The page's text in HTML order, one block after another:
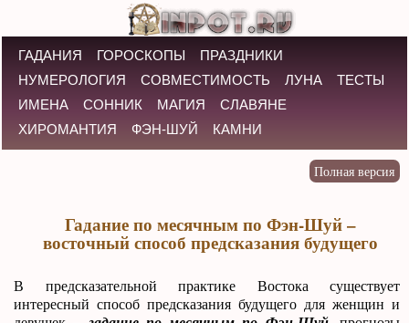
ГАДАНИЯ ГОРОСКОПЫ
ПРАЗДНИКИ
НУМЕРОЛОГИЯ
СОВМЕСТИМОСТЬ ЛУНА
ТЕСТЫ
ИМЕНА
СОННИК МАГИЯ
СЛАВЯНЕ
ХИРОМАНТИЯ
ФЭН-ШУЙ КАМНИ
Гадание по месячным по Фэн-Шуй –
восточный способ предсказания будущего
В предсказательной практике Востока существует
интересный способ предсказания будущего для женщин и